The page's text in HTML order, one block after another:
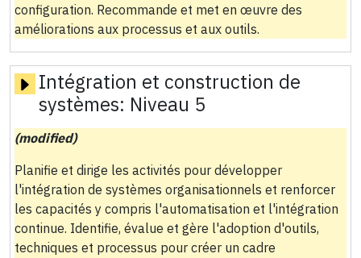
configuration. Recommande et met en œuvre des
améliorations aux processus et aux outils.
Intégration et construction de
systèmes: Niveau 5
(modified)
Planifie et dirige les activités pour développer
l'intégration de systèmes organisationnels et renforcer
les capacités y compris l'automatisation et l'intégration
continue. Identifie, évalue et gère l'adoption d'outils,
techniques et processus pour créer un cadre